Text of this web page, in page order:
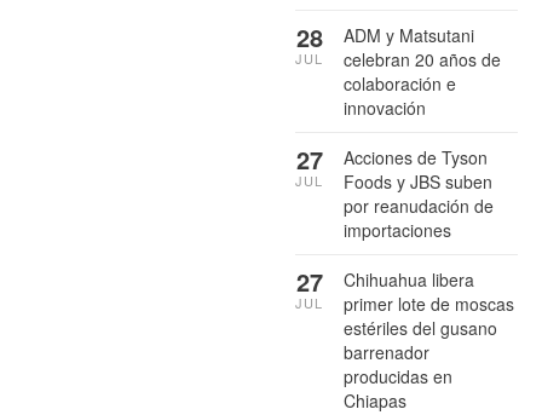
ADM y Matsutani
celebran 20 años de
colaboración e
innovación
28
JUL
Acciones de Tyson
Foods y JBS suben
por reanudación de
importaciones
27
JUL
Chihuahua libera
primer lote de moscas
estériles del gusano
barrenador
producidas en
Chiapas
27
JUL